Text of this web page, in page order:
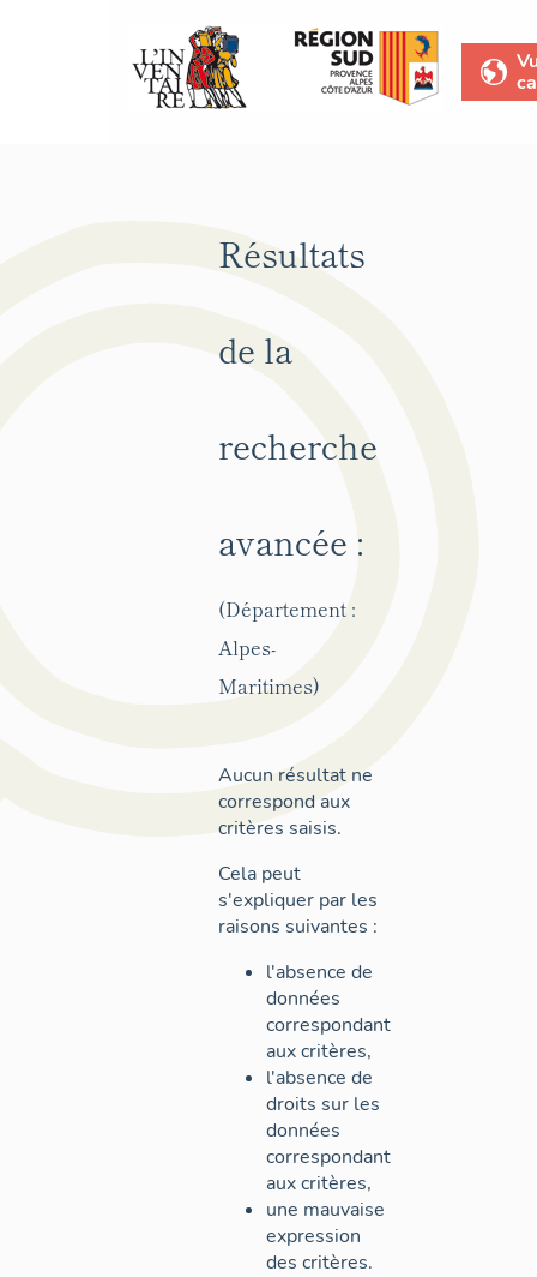
Résultats
de la
recherche
avancée :
(Département :
Alpes-
Maritimes)
Aucun résultat ne
correspond aux
critères saisis.
Cela peut
s'expliquer par les
raisons suivantes :
l'absence de
données
correspondant
aux critères,
l'absence de
droits sur les
données
correspondant
aux critères,
une mauvaise
expression
des critères.